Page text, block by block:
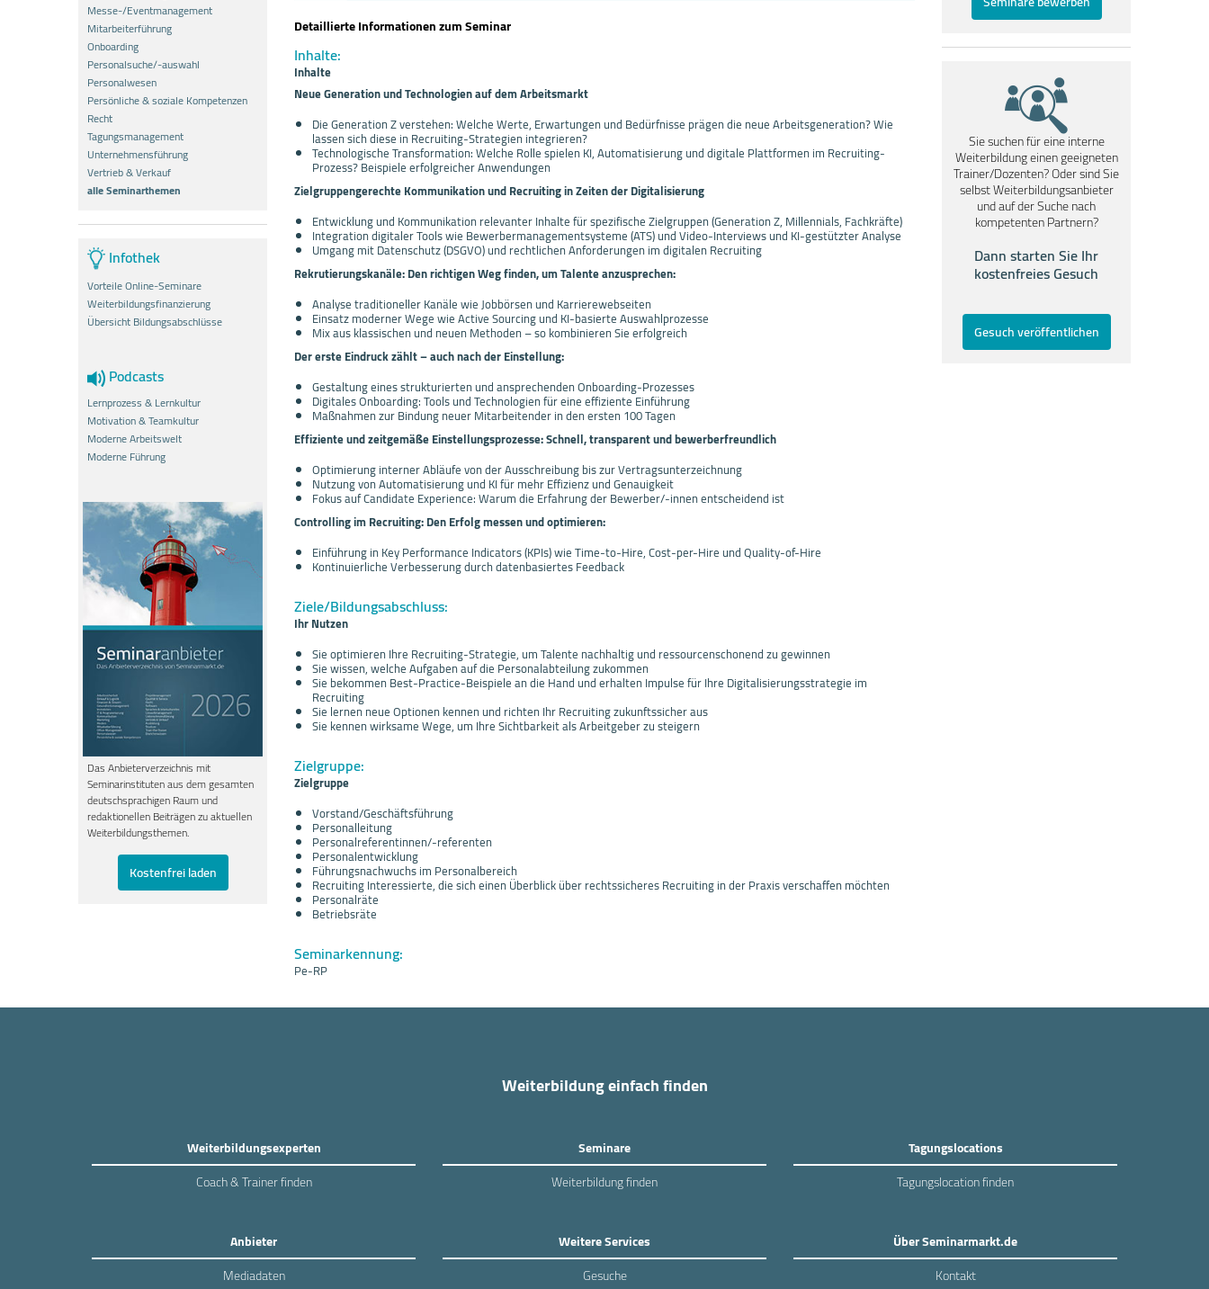
Messe-/Eventmanagement
Mitarbeiterführung
Onboarding
Personalsuche/-auswahl
Personalwesen
Persönliche & soziale Kompetenzen
Recht
Tagungsmanagement
Unternehmensführung
Vertrieb & Verkauf
alle Seminarthemen
Infothek
Vorteile Online-Seminare
Weiterbildungsfinanzierung
Übersicht Bildungsabschlüsse
Podcasts
Lernprozess & Lernkultur
Motivation & Teamkultur
Moderne Arbeitswelt
Moderne Führung
Das Anbieterverzeichnis mit
Seminarinstituten aus dem gesamten
deutschsprachigen Raum und
redaktionellen Beiträgen zu aktuellen
Weiterbildungsthemen.
Kostenfrei laden
Detaillierte Informationen zum Seminar
Inhalte:
Inhalte
Neue Generation und Technologien auf dem Arbeitsmarkt
Die Generation Z verstehen: Welche Werte, Erwartungen und Bedürfnisse prägen die neue Arbeitsgeneration? Wie
lassen sich diese in Recruiting-Strategien integrieren?
Technologische Transformation: Welche Rolle spielen KI, Automatisierung und digitale Plattformen im Recruiting-
Prozess? Beispiele erfolgreicher Anwendungen
Zielgruppengerechte Kommunikation und Recruiting in Zeiten der Digitalisierung
Entwicklung und Kommunikation relevanter Inhalte für spezifische Zielgruppen (Generation Z, Millennials, Fachkräfte)
Integration digitaler Tools wie Bewerbermanagementsysteme (ATS) und Video-Interviews und KI-gestützter Analyse
Umgang mit Datenschutz (DSGVO) und rechtlichen Anforderungen im digitalen Recruiting
Rekrutierungskanäle: Den richtigen Weg finden, um Talente anzusprechen:
Analyse traditioneller Kanäle wie Jobbörsen und Karrierewebseiten
Einsatz moderner Wege wie Active Sourcing und KI-basierte Auswahlprozesse
Mix aus klassischen und neuen Methoden – so kombinieren Sie erfolgreich
Der erste Eindruck zählt – auch nach der Einstellung:
Gestaltung eines strukturierten und ansprechenden Onboarding-Prozesses
Digitales Onboarding: Tools und Technologien für eine effiziente Einführung
Maßnahmen zur Bindung neuer Mitarbeitender in den ersten 100 Tagen
Effiziente und zeitgemäße Einstellungsprozesse: Schnell, transparent und bewerberfreundlich
Optimierung interner Abläufe von der Ausschreibung bis zur Vertragsunterzeichnung
Nutzung von Automatisierung und KI für mehr Effizienz und Genauigkeit
Fokus auf Candidate Experience: Warum die Erfahrung der Bewerber/-innen entscheidend ist
Controlling im Recruiting: Den Erfolg messen und optimieren:
Einführung in Key Performance Indicators (KPIs) wie Time-to-Hire, Cost-per-Hire und Quality-of-Hire
Kontinuierliche Verbesserung durch datenbasiertes Feedback
Ziele/Bildungsabschluss:
Ihr Nutzen
Sie optimieren Ihre Recruiting-Strategie, um Talente nachhaltig und ressourcenschonend zu gewinnen
Sie wissen, welche Aufgaben auf die Personalabteilung zukommen
Sie bekommen Best-Practice-Beispiele an die Hand und erhalten Impulse für Ihre Digitalisierungsstrategie im
Recruiting
Sie lernen neue Optionen kennen und richten Ihr Recruiting zukunftssicher aus
Sie kennen wirksame Wege, um Ihre Sichtbarkeit als Arbeitgeber zu steigern
Zielgruppe:
Zielgruppe
Vorstand/Geschäftsführung
Personalleitung
Personalreferentinnen/-referenten
Personalentwicklung
Führungsnachwuchs im Personalbereich
Recruiting Interessierte, die sich einen Überblick über rechtssicheres Recruiting in der Praxis verschaffen möchten
Personalräte
Betriebsräte
Seminarkennung:
Pe-RP
Sie suchen für eine interne
Weiterbildung einen geeigneten
Trainer/Dozenten? Oder sind Sie
selbst Weiterbildungsanbieter
und auf der Suche nach
kompetenten Partnern?
Dann starten Sie Ihr
kostenfreies Gesuch
Gesuch veröffentlichen
Weiterbildung einfach finden
Weiterbildungsexperten
Coach & Trainer finden
Seminare
Weiterbildung finden
Tagungslocations
Tagungslocation finden
Anbieter
Mediadaten
Weitere Services
Gesuche
Über Seminarmarkt.de
Kontakt